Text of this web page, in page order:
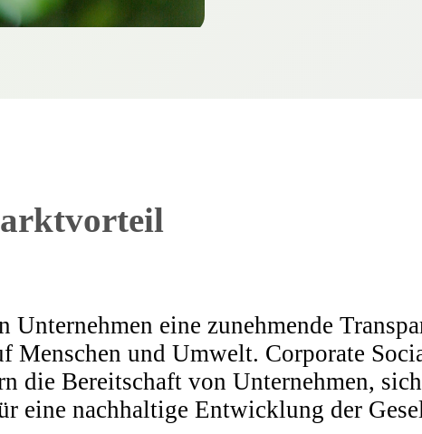
Unternehmen eine zunehmende
Menschen und Umwelt. Corporate
die Bereitschaft von Unternehmen,
eine nachhaltige Entwicklung der